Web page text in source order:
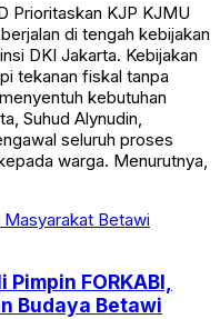
Prioritaskan KJP KJMU
di tengah kebijakan
DKI Jakarta. Kebijakan
tekanan fiskal tanpa
kebutuhan
Suhud Alynudin,
seluruh proses
warga. Menurutnya,
FORKABI,
Budaya Betawi